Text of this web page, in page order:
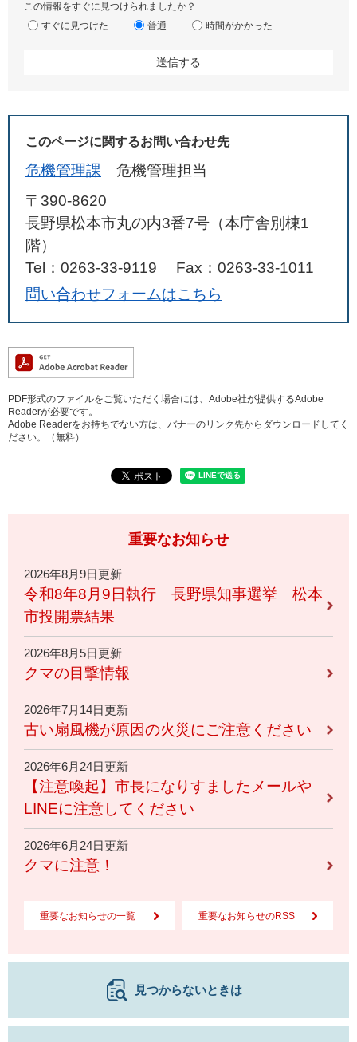
この情報をすぐに見つけられましたか？
すぐに見つけた
普通 時間がかかった
このページに関するお問い合わせ先
危機管理課
危機管理担当
〒390-8620
長野県松本市丸の内3番7号（本庁舎別棟1
階）
Tel：0263-33-9119
Fax：0263-33-1011
問い合わせフォームはこちら
PDF形式のファイルをご覧いただく場合には、Adobe社が提供するAdobe
Readerが必要です。
Adobe Readerをお持ちでない方は、バナーのリンク先からダウンロードしてく
ださい。（無料）
重要なお知らせ
2026年8月9日更新
令和8年8月9日執行 長野県知事選挙 松本
市投開票結果
2026年8月5日更新
クマの目撃情報
2026年7月14日更新
古い扇風機が原因の火災にご注意ください
2026年6月24日更新
【注意喚起】市長になりすましたメールや
LINEに注意してください
2026年6月24日更新
クマに注意！
重要なお知らせの一覧 重要なお知らせのRSS
見つからないときは